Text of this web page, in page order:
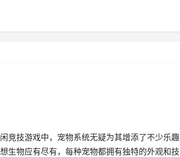
竞技游戏中，宠物系统无疑为其增添了不少乐趣
生物应有尽有，每种宠物都拥有独特的外观和技